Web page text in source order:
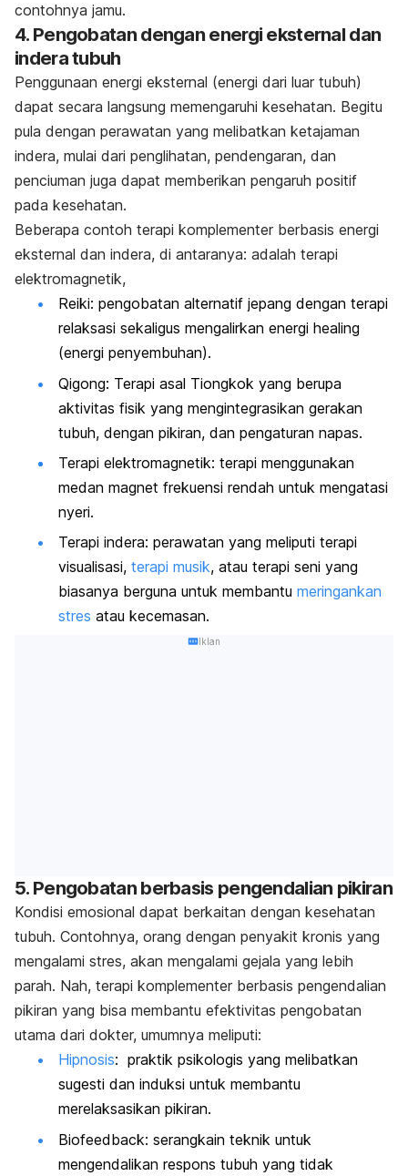
contohnya jamu.
4. Pengobatan dengan energi eksternal dan
indera tubuh
Penggunaan energi eksternal (energi dari luar tubuh)
dapat secara langsung memengaruhi kesehatan. Begitu
pula dengan perawatan yang melibatkan ketajaman
indera, mulai dari penglihatan, pendengaran, dan
penciuman juga dapat memberikan pengaruh positif
pada kesehatan.
Beberapa contoh terapi komplementer berbasis energi
eksternal dan indera, di antaranya: adalah terapi
elektromagnetik,
Reiki: pengobatan alternatif jepang dengan terapi
relaksasi sekaligus mengalirkan energi healing
(energi penyembuhan).
Qigong: Terapi asal Tiongkok yang berupa
aktivitas fisik yang mengintegrasikan gerakan
tubuh, dengan pikiran, dan pengaturan napas.
Terapi elektromagnetik: terapi menggunakan
medan magnet frekuensi rendah untuk mengatasi
nyeri.
Terapi indera: perawatan yang meliputi terapi
visualisasi, terapi musik, atau terapi seni yang
biasanya berguna untuk membantu meringankan
stres atau kecemasan.
Iklan
5. Pengobatan berbasis pengendalian pikiran
Kondisi emosional dapat berkaitan dengan kesehatan
tubuh. Contohnya, orang dengan penyakit kronis yang
mengalami stres, akan mengalami gejala yang lebih
parah. Nah, terapi komplementer berbasis pengendalian
pikiran yang bisa membantu efektivitas pengobatan
utama dari dokter, umumnya meliputi:
Hipnosis: praktik psikologis yang melibatkan
sugesti dan induksi untuk membantu
merelaksasikan pikiran.
Biofeedback: serangkain teknik untuk
mengendalikan respons tubuh yang tidak